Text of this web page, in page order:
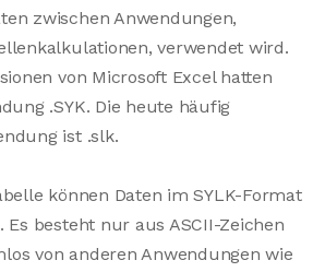
zwischen Anwendungen,
verwendet wird.
von Microsoft Excel hatten
.SYK. Die heute häufig
ist .slk.
können Daten im SYLK-Format
besteht nur aus ASCII-Zeichen
von anderen Anwendungen wie